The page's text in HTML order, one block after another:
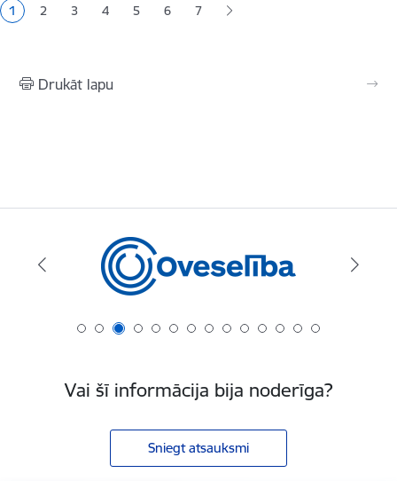
Pašreizējā lapa
1 Lapa
2 Lapa
3 Lapa
4 Lapa
5 Lapa
6 7
Drukāt lapu
Vai šī informācija bija noderīga?
Sniegt atsauksmi